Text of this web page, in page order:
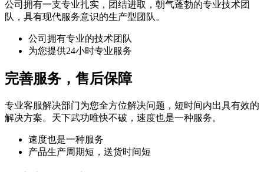
公司拥有一支专业扎实，团结进取，朝气蓬勃的专业技术团
队，具有现代服务意识的生产型团队。
公司拥有专业的技术团队
为您提供24小时专业服务
完善服务，售后保障
专业客服解决部门为您全方位解决问题，短时间内出具有效的
解决方案。天下武功唯快不破，速度也是一种服务。
速度也是一种服务
产品生产周期短，送货时间短